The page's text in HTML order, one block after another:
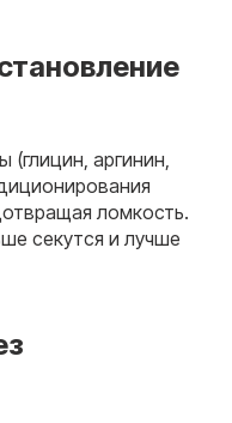
аргинин,
ломкость.
секутся и лучше